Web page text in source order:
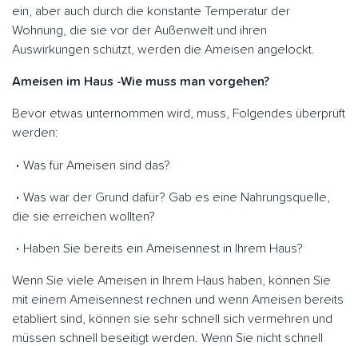
ein, aber auch durch die konstante Temperatur der
Wohnung, die sie vor der Außenwelt und ihren
Auswirkungen schützt, werden die Ameisen angelockt.
Ameisen im Haus -Wie muss man vorgehen?
Bevor etwas unternommen wird, muss, Folgendes überprüft
werden:
Was für Ameisen sind das?
Was war der Grund dafür? Gab es eine Nahrungsquelle,
die sie erreichen wollten?
Haben Sie bereits ein Ameisennest in Ihrem Haus?
Wenn Sie viele Ameisen in Ihrem Haus haben, können Sie
mit einem Ameisennest rechnen und wenn Ameisen bereits
etabliert sind, können sie sehr schnell sich vermehren und
müssen schnell beseitigt werden. Wenn Sie nicht schnell